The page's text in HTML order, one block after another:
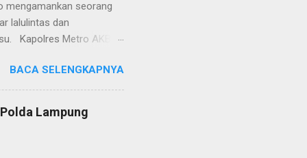
mengamankan seorang
lalulintas dan
Kapolres Metro AKBP
Taqwa, Jalan AH
Polres Metro
tepatnya di TL Taqwa
bongkar muat tepung
BACA SELENGKAPNYA
Lampung